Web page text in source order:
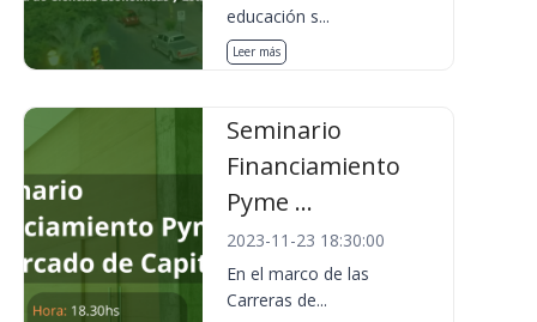
educación s...
Leer más
Seminario
Financiamiento
Pyme ...
2023-11-23 18:30:00
En el marco de las
Carreras de...